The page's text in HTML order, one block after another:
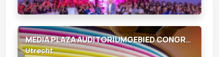
MEDIA PLAZA AUDITORIUMGEBIED CONGRESCENTRUM
Utrecht